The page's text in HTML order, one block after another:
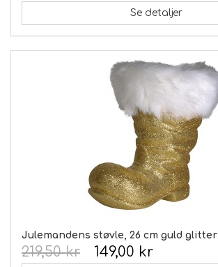
Se detaljer
Julemandens støvle, 26 cm guld glitter
149,00 kr
219,50 kr